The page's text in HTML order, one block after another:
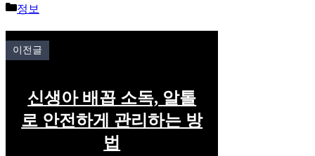
Categories
정보
이전글
신생아 배꼽 소독, 알톨
로 안전하게 관리하는 방
법